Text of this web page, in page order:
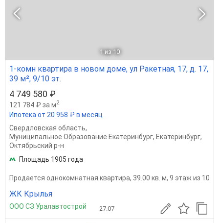
1 из 10
1-комн квартира в новом доме, ул Ракетная, 17, д. 17,
39 м², 9/10 эт.
4 749 580 ₽
121 784 ₽ за м2
Ипотека от 20 958 ₽ в месяц
Свердловская область,
Муниципальное Образование Екатеринбург, Екатеринбург,
Октябрьский р-н
Площадь 1905 года
Продается однокомнатная квартира, 39.00 кв. м, 9 этаж из 10
ЖК Крылья
ООО СЗ Уралавтострой 27.07